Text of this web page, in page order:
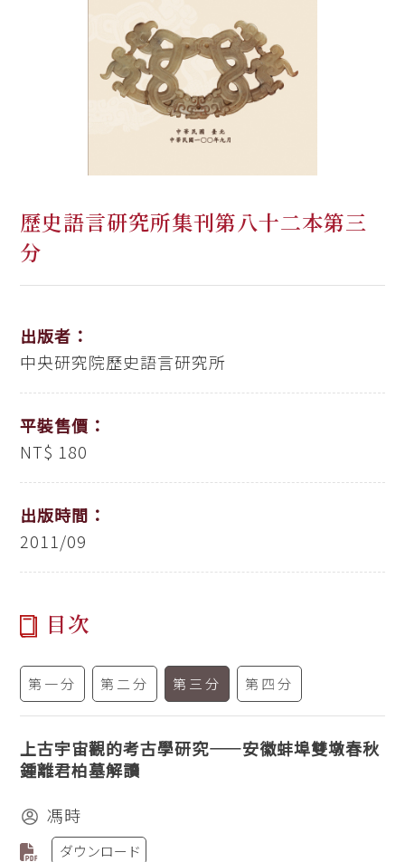
歷史語言研究所集刊第八十二本第三
分
出版者：
中央研究院歷史語言研究所
平裝售價：
NT$ 180
出版時間：
2011/09
目次
第一分 第二分 第三分 第四分
上古宇宙觀的考古學研究——安徽蚌埠雙墩春秋
鍾離君柏墓解讀
馮時
ダウンロード